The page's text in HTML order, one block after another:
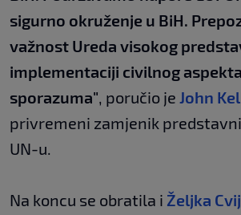
sigurno okruženje u BiH.
važnost Ureda visokog
implementaciji civilnog
sporazuma", poručio je John
privremeni zamjenik
UN-u.
Na koncu se obratila i Željka